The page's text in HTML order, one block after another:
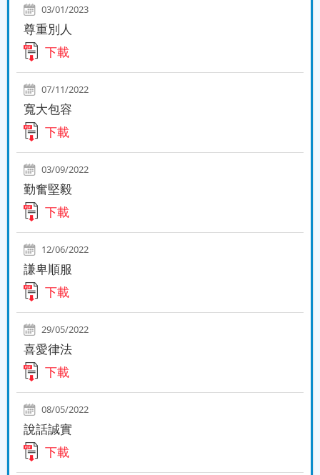
03/01/2023
尊重別人
下載
07/11/2022
寬大包容
下載
03/09/2022
勤奮堅毅
下載
12/06/2022
謙卑順服
下載
29/05/2022
喜愛律法
下載
08/05/2022
說話誠實
下載